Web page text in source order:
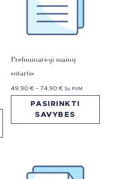
Preliminarioji mainų
sutartis
49,90€ – 74,90€ Su PVM
PASIRINKTI
SAVYBES